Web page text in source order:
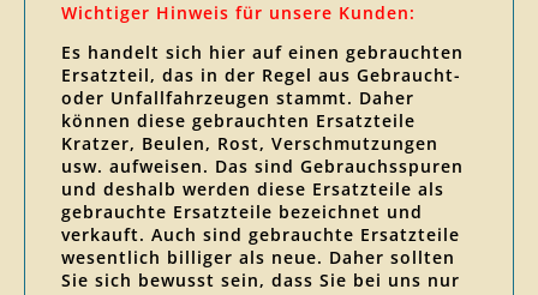
Wichtiger Hinweis für unsere Kunden:
Es handelt sich hier auf einen gebrauchten
Ersatzteil, das in der Regel aus Gebraucht-
oder Unfallfahrzeugen stammt. Daher
können diese gebrauchten Ersatzteile
Kratzer, Beulen, Rost, Verschmutzungen
usw. aufweisen. Das sind Gebrauchsspuren
und deshalb werden diese Ersatzteile als
gebrauchte Ersatzteile bezeichnet und
verkauft. Auch sind gebrauchte Ersatzteile
wesentlich billiger als neue. Daher sollten
Sie sich bewusst sein, dass Sie bei uns nur